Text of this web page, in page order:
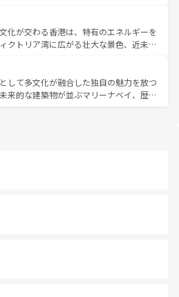
インミー、ベトナムコーヒーなどは、ぜ
い。どの地域を訪れてもあたたかい人々
くれるので、きっと忘れられない旅にな
いる。北部ではチェンマイなどの山岳地
い、南部ではプーケットやクラビの美し
ト気分を楽しむことができる。タイ料理
年中温暖で、どの季節にも異なる楽しみ
しみやすいタイの人々、仏教を中心とし
様な観光資源が、訪れる旅人を魅了し続
化が交わる香港は、特有のエネルギーを
クトリア湾に広がる壮大な景色、近未来
も感動するはず。観光スポットが密集し
見どころを回れるのも魅力。息をのむよ
的な体験まで、香港を存分に楽しみ尽く
して多文化が融合した独自の魅力を放つ
来的な建築物が並ぶマリーナベイ、歴史
地元の風情を楽しめる外せないスポット